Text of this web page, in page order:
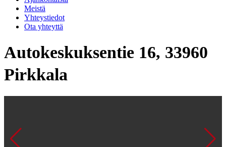
Meistä
Yhteystiedot
Ota yhteyttä
Autokeskuksentie 16, 33960
Pirkkala